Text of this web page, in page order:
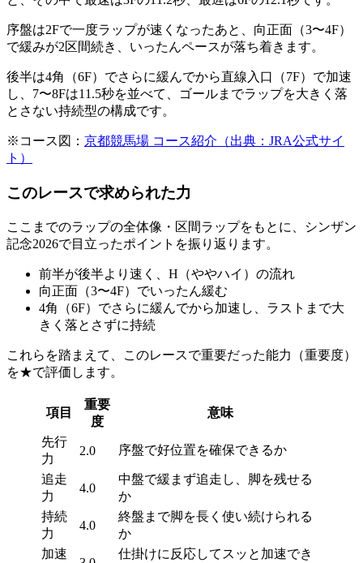
序盤は2Fで一度ラップが速くなったあと、 向正面（3〜4F）
で緩みが2区間続き
、いったんペースが落ち着きます。
後半は4角（6F）でさらに緩んでから直線入口（7F）で加速
し、7〜8Fは11.5秒を並べて、
ゴールまでラップを大きく落
とさない持続型の構成です。
※コース図： 京都競馬場 コース紹介（出典：JRA公式サイ
ト）
このレースで求められた力
ここまでのラップの全体像 ・ 区間ラップをもとに、シンザン
記念2026で目立ったポイント を振り返ります。
前半が後半より速く、 H（ややハイ）の流れ
向正面（3〜4F） でいったん緩む
4角（6F） でさらに緩んでから加速し、ラストまで大
きく落とさずに持続
これらを踏まえて、このレースで重要だった能力（重要度）
を★で評価 します。
項目
重要
度
意味
先行
力
2.0 序盤で好位置を確保できるか
追走
力
4.0
中盤で緩まず追走し、脚を残せる
か
持続
力
4.0
終盤まで脚を長く使い続けられる
か
加速
仕掛けに反応してスッと加速でき